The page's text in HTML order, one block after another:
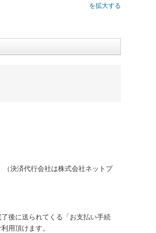
を拡大する
決済代行会社は株式会社ネットプ
後に送られてくる「お支払い手続
用頂けます。